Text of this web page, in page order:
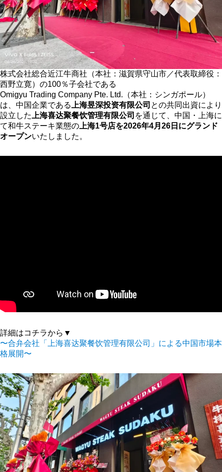
株式会社総合近江牛商社（本社：滋賀県守山市／代表取締役：
西野立寛）の100％子会社である
Omigyu Trading Company Pte. Ltd.（本社：シンガポール）
は、中国企業である
上海昱深投资有限公司 との共同出資により
設立した
上海喜达聚餐饮管理有限公司 を通じて、中国・上海に
て和牛ステーキ業態の 上海1号店を2026年4月26日にグランド
オープンいたしました。
詳細はコチラから▼
〜合弁会社「上海喜达聚餐饮管理有限公司」による中国市場本
格展開〜